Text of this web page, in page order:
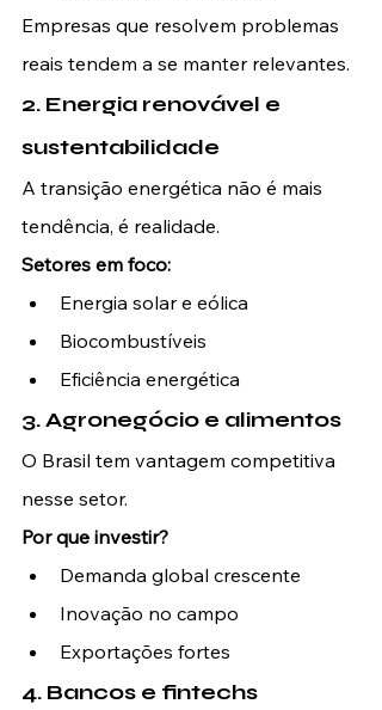
Empresas que resolvem problemas
reais tendem a se manter relevantes.
2. Energia renovável e
sustentabilidade
A transição energética não é mais
tendência, é realidade.
Setores em foco:
Energia solar e eólica
Biocombustíveis
Eficiência energética
3. Agronegócio e alimentos
O Brasil tem vantagem competitiva
nesse setor.
Por que investir?
Demanda global crescente
Inovação no campo
Exportações fortes
4. Bancos e fintechs